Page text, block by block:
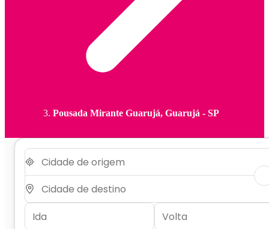
Pousada Mirante Guarujá, Guarujá - SP